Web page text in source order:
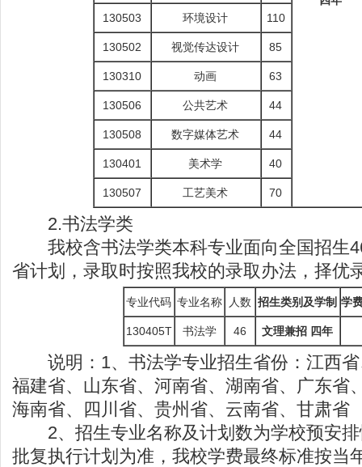
130503 环境设计 110
130502 视觉传达设计 85
130310 动画 63
130506 公共艺术 44
130508 数字媒体艺术 44
130401 美术学 40
130507 工艺美术 70
2.书法学类
我校含书法学类本科专业面向全国招生
省计划，录取时按照我校的录取办法，择优
专业代码 专业名称 人数 招生类别及学制 学
130405T 书法学 46 文理兼招 四年
说明：1、书法学专业招生省份：江西省
福建省、山东省、河南省、湖南省、广东省
海南省、四川省、贵州省、云南省、甘肃省
2、招生专业名称及计划数为学校预安排
批复执行计划为准，我校学费最终标准按当